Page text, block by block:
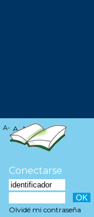
A- A A+
Conectarse
Olvidé mi contraseña